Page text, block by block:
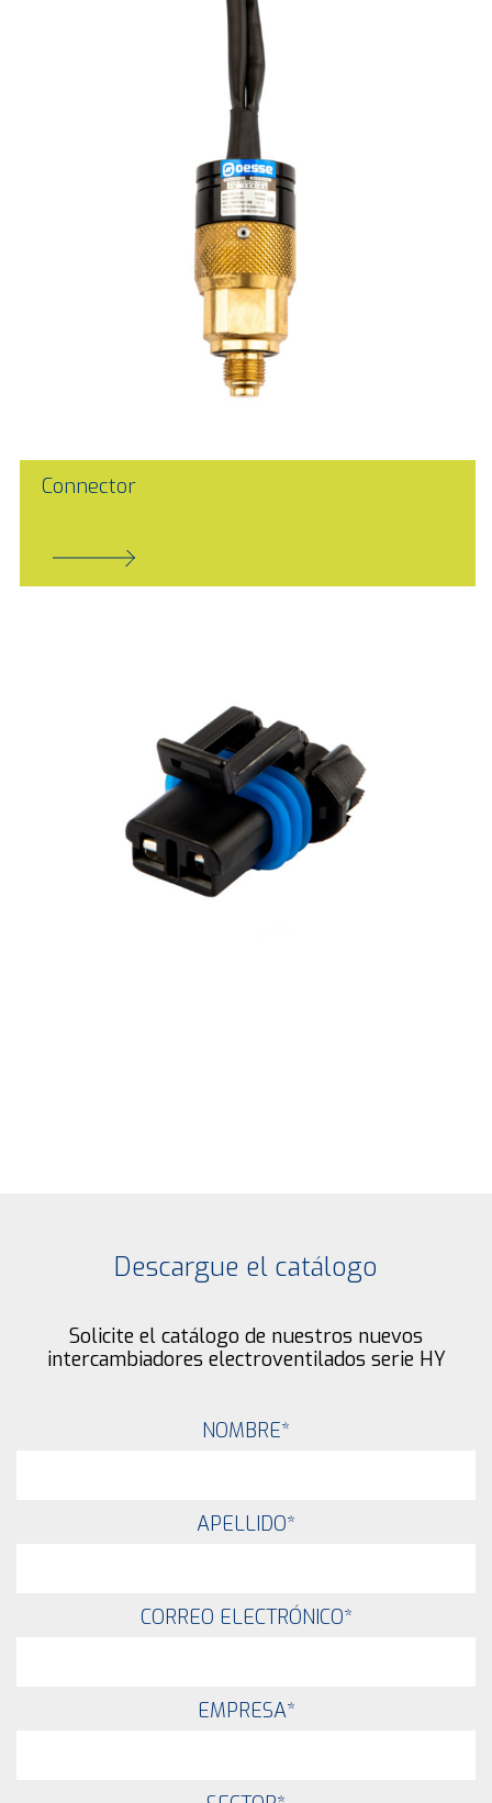
Connector
Descargue el catálogo
Solicite el catálogo de nuestros nuevos
intercambiadores electroventilados serie HY
NOMBRE*
APELLIDO*
CORREO ELECTRÓNICO*
EMPRESA*